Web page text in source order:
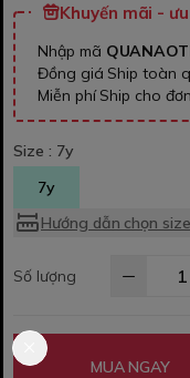
Khuyến mãi -
Nhập mã
Đồng giá Ship toàn
Miễn phí Ship cho
Size : 7y
7y
Hướng dẫn chọn size
Số lượng
MUA NGAY